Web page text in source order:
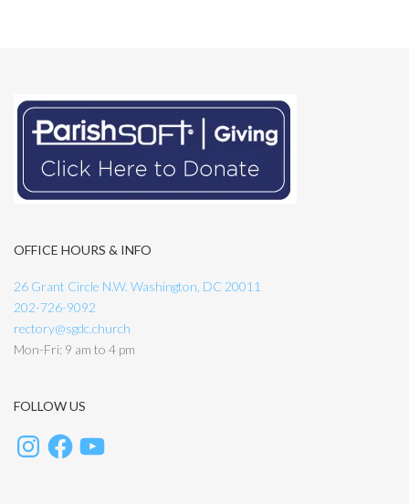
OFFICE HOURS & INFO
26 Grant Circle N.W. Washington, DC 20011
202-726-9092
rectory@sgdc.church
Mon-Fri: 9 am to 4 pm
FOLLOW US